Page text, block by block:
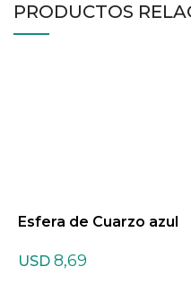
PRODUCTOS
Esfera de Cuarzo azul
USD 8,69